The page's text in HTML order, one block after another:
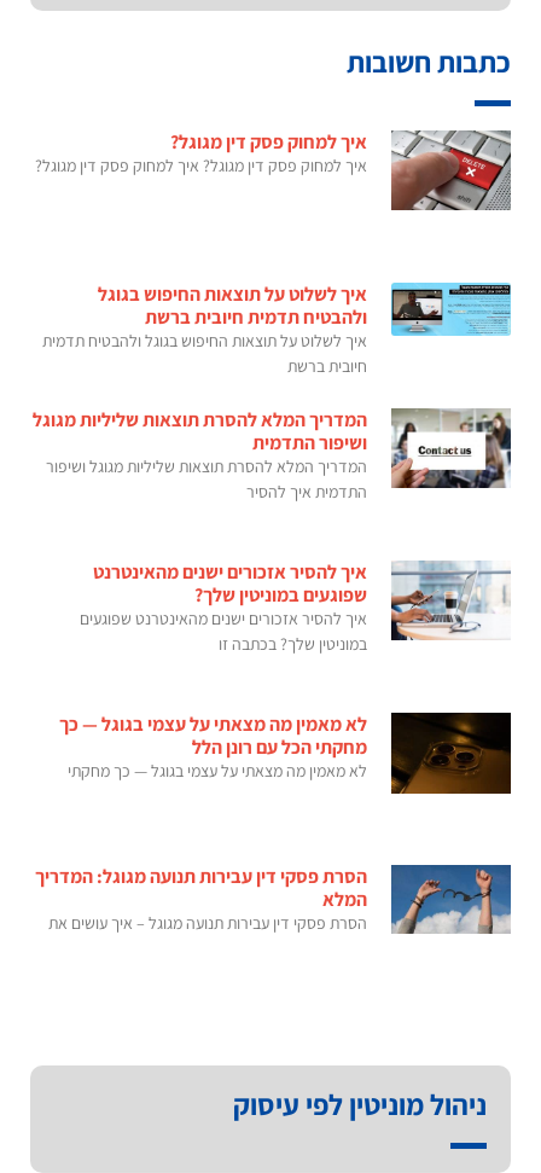
כתבות חשובות
איך למחוק פסק דין מגוגל?
איך למחוק פסק דין מגוגל? איך למחוק פסק דין מגוגל?
איך לשלוט על תוצאות החיפוש בגוגל
ולהבטיח תדמית חיובית ברשת
איך לשלוט על תוצאות החיפוש בגוגל ולהבטיח תדמית
חיובית ברשת
המדריך המלא להסרת תוצאות שליליות מגוגל
ושיפור התדמית
המדריך המלא להסרת תוצאות שליליות מגוגל ושיפור
התדמית איך להסיר
איך להסיר אזכורים ישנים מהאינטרנט
שפוגעים במוניטין שלך?
איך להסיר אזכורים ישנים מהאינטרנט שפוגעים
במוניטין שלך? בכתבה זו
לא מאמין מה מצאתי על עצמי בגוגל — כך
מחקתי הכל עם רונן הלל
לא מאמין מה מצאתי על עצמי בגוגל — כך מחקתי
הסרת פסקי דין עבירות תנועה מגוגל: המדריך
המלא
הסרת פסקי דין עבירות תנועה מגוגל – איך עושים את
ניהול מוניטין לפי עיסוק